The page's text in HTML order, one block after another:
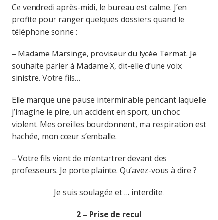
Ce vendredi après-midi, le bureau est calme. J’en
profite pour ranger quelques dossiers quand le
téléphone sonne :
– Madame Marsinge, proviseur du lycée Termat. Je
souhaite parler à Madame X, dit-elle d’une voix
sinistre. Votre fils…
Elle marque une pause interminable pendant laquelle
j’imagine le pire, un accident en sport, un choc
violent. Mes oreilles bourdonnent, ma respiration est
hachée, mon cœur s’emballe.
– Votre fils vient de m’entartrer devant des
professeurs. Je porte plainte. Qu’avez-vous à dire ?
Je suis soulagée et … interdite.
2 – Prise de recul